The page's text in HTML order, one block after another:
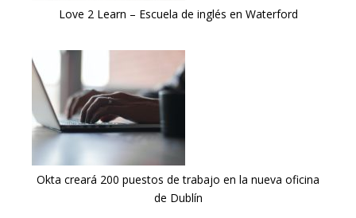
Love 2 Learn – Escuela de inglés en Waterford
Okta creará 200 puestos de trabajo en la nueva oficina
de Dublín